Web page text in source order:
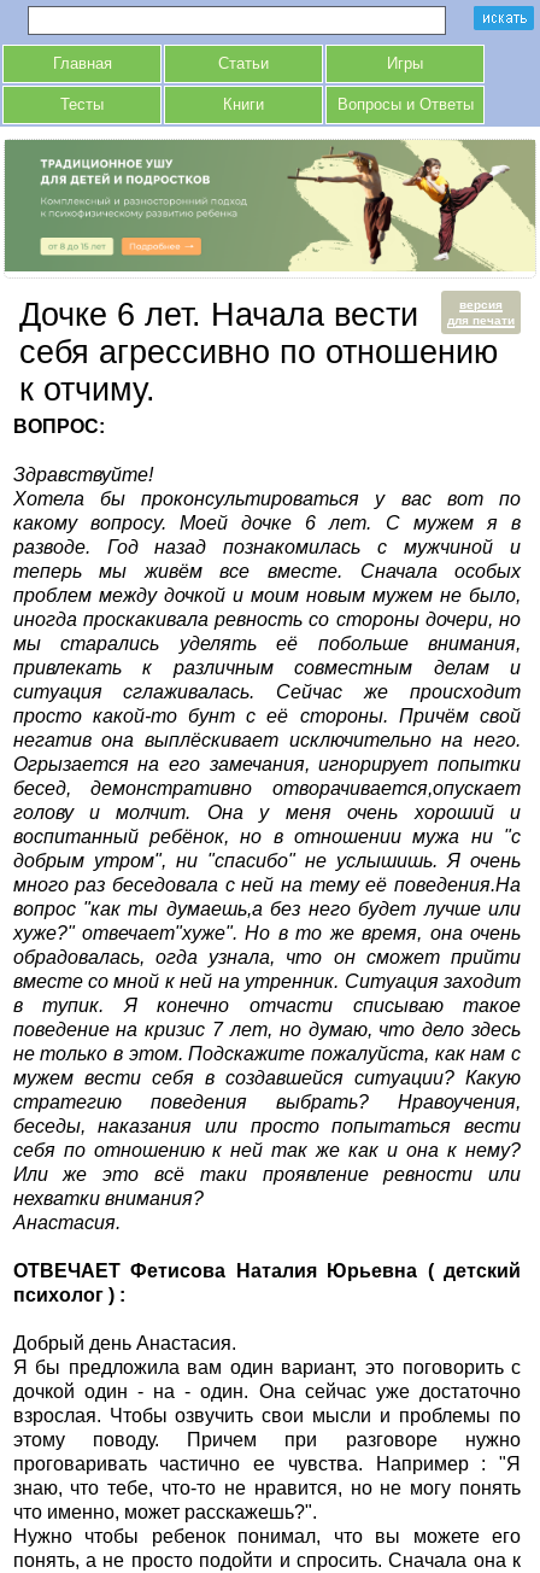
Главная Статьи Игры
Тесты Книги Вопросы и Ответы
версия
для печати
Дочке 6 лет. Начала вести
себя агрессивно по отношению
к отчиму.
ВОПРОС:
Здравствуйте!
Хотела бы проконсультироваться у вас вот по
какому вопросу. Моей дочке 6 лет. С мужем я в
разводе. Год назад познакомилась с мужчиной и
теперь мы живём все вместе. Сначала особых
проблем между дочкой и моим новым мужем не было,
иногда проскакивала ревность со стороны дочери, но
мы старались уделять её побольше внимания,
привлекать к различным совместным делам и
ситуация сглаживалась. Сейчас же происходит
просто какой-то бунт с её стороны. Причём свой
негатив она выплёскивает исключительно на него.
Огрызается на его замечания, игнорирует попытки
бесед, демонстративно отворачивается,опускает
голову и молчит. Она у меня очень хороший и
воспитанный ребёнок, но в отношении мужа ни "с
добрым утром", ни "спасибо" не услышишь. Я очень
много раз беседовала с ней на тему её поведения.На
вопрос "как ты думаешь,а без него будет лучше или
хуже?" отвечает"хуже". Но в то же время, она очень
обрадовалась, огда узнала, что он сможет прийти
вместе со мной к ней на утренник. Ситуация заходит
в тупик. Я конечно отчасти списываю такое
поведение на кризис 7 лет, но думаю, что дело здесь
не только в этом. Подскажите пожалуйста, как нам с
мужем вести себя в создавшейся ситуации? Какую
стратегию поведения выбрать? Нравоучения,
беседы, наказания или просто попытаться вести
себя по отношению к ней так же как и она к нему?
Или же это всё таки проявление ревности или
нехватки внимания?
Анастасия.
ОТВЕЧАЕТ Фетисова Наталия Юрьевна ( детский
психолог ) :
Добрый день Анастасия.
Я бы предложила вам один вариант, это поговорить с
дочкой один - на - один. Она сейчас уже достаточно
взрослая. Чтобы озвучить свои мысли и проблемы по
этому поводу. Причем при разговоре нужно
проговаривать частично ее чувства. Например : "Я
знаю, что тебе, что-то не нравится, но не могу понять
что именно, может расскажешь?".
Нужно чтобы ребенок понимал, что вы можете его
понять, а не просто подойти и спросить. Сначала она к